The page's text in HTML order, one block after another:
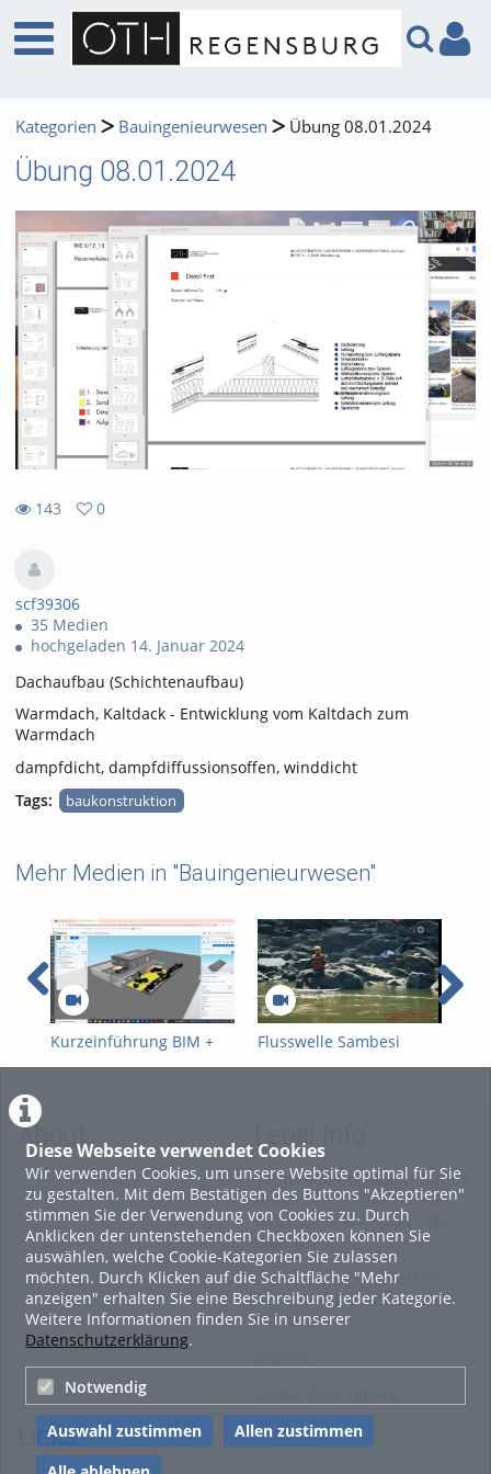
Diese Webseite verwendet Cookies
Wir verwenden Cookies, um unsere Website optimal für Sie
zu gestalten. Mit dem Bestätigen des Buttons "Akzeptieren"
stimmen Sie der Verwendung von Cookies zu. Durch
Anklicken der untenstehenden Checkboxen können Sie
auswählen, welche Cookie-Kategorien Sie zulassen
möchten. Durch Klicken auf die Schaltfläche "Mehr
anzeigen" erhalten Sie eine Beschreibung jeder Kategorie.
Weitere Informationen finden Sie in unserer
Datenschutzerklärung.
Notwendig
Auswahl zustimmen
Allen zustimmen
Kategorien Bauingenieurwesen Übung 08.01.2024
Übung 08.01.2024
143
views
0
favorites
scf39306
35 Medien
hochgeladen 14. Januar 2024
Dachaufbau (Schichtenaufbau)
Warmdach, Kaltdack - Entwicklung vom Kaltdach zum
Warmdach
dampfdicht, dampfdiffussionsoffen, winddicht
Tags:
baukonstruktion
Mehr Medien in "Bauingenieurwesen"
Kurzeinführung BIM +
WheelTool
Flusswelle Sambesi
About Legal Info
Terms and Conditions for the
Usage of this ViMP based
website (including all sub-
pages)
Privacy Statement for this
ViMP based Website incl.
Sub-pages
Links